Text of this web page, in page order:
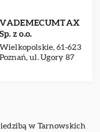
VADEMECUMTAX
Sp. z o.o.
Wielkopolskie, 61-623
Poznań, ul. Ugory 87
w Tarnowskich